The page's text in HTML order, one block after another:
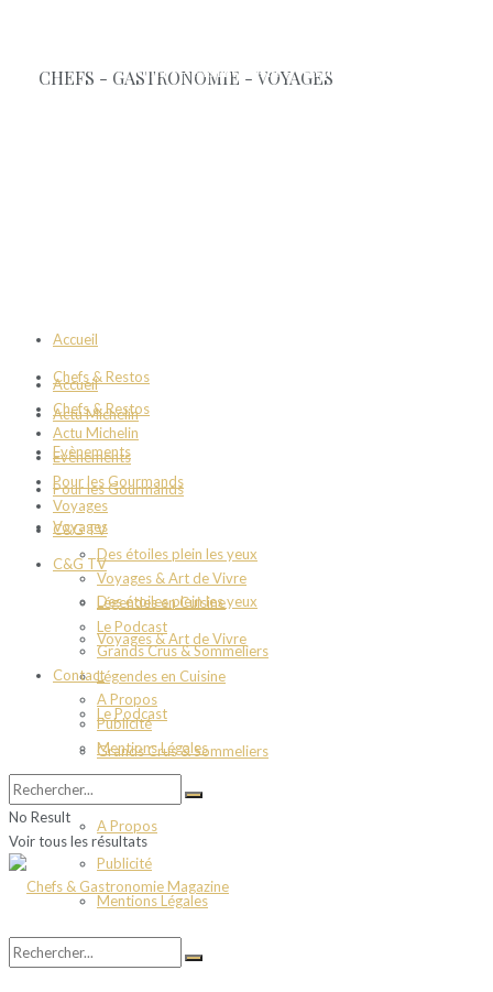
Accueil
Chefs & Restos
Actu Michelin
Evènements
Pour les Gourmands
Voyages
C&G TV
Des étoiles plein les yeux
Voyages & Art de Vivre
Légendes en Cuisine
Le Podcast
Grands Crus & Sommeliers
Contact
A Propos
Publicité
Mentions Légales
Accueil
Chefs & Restos
Actu Michelin
Evènements
Pour les Gourmands
Voyages
C&G TV
Des étoiles plein les yeux
Voyages & Art de Vivre
Légendes en Cuisine
Le Podcast
Grands Crus & Sommeliers
Contact
A Propos
Publicité
Mentions Légales
No Result
Voir tous les résultats